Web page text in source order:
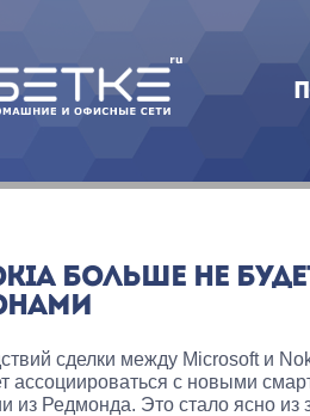
БОЛЬШЕ НЕ
сделки между Microsoft и
ассоциироваться с новыми
из Редмонда. Это стало ясно из